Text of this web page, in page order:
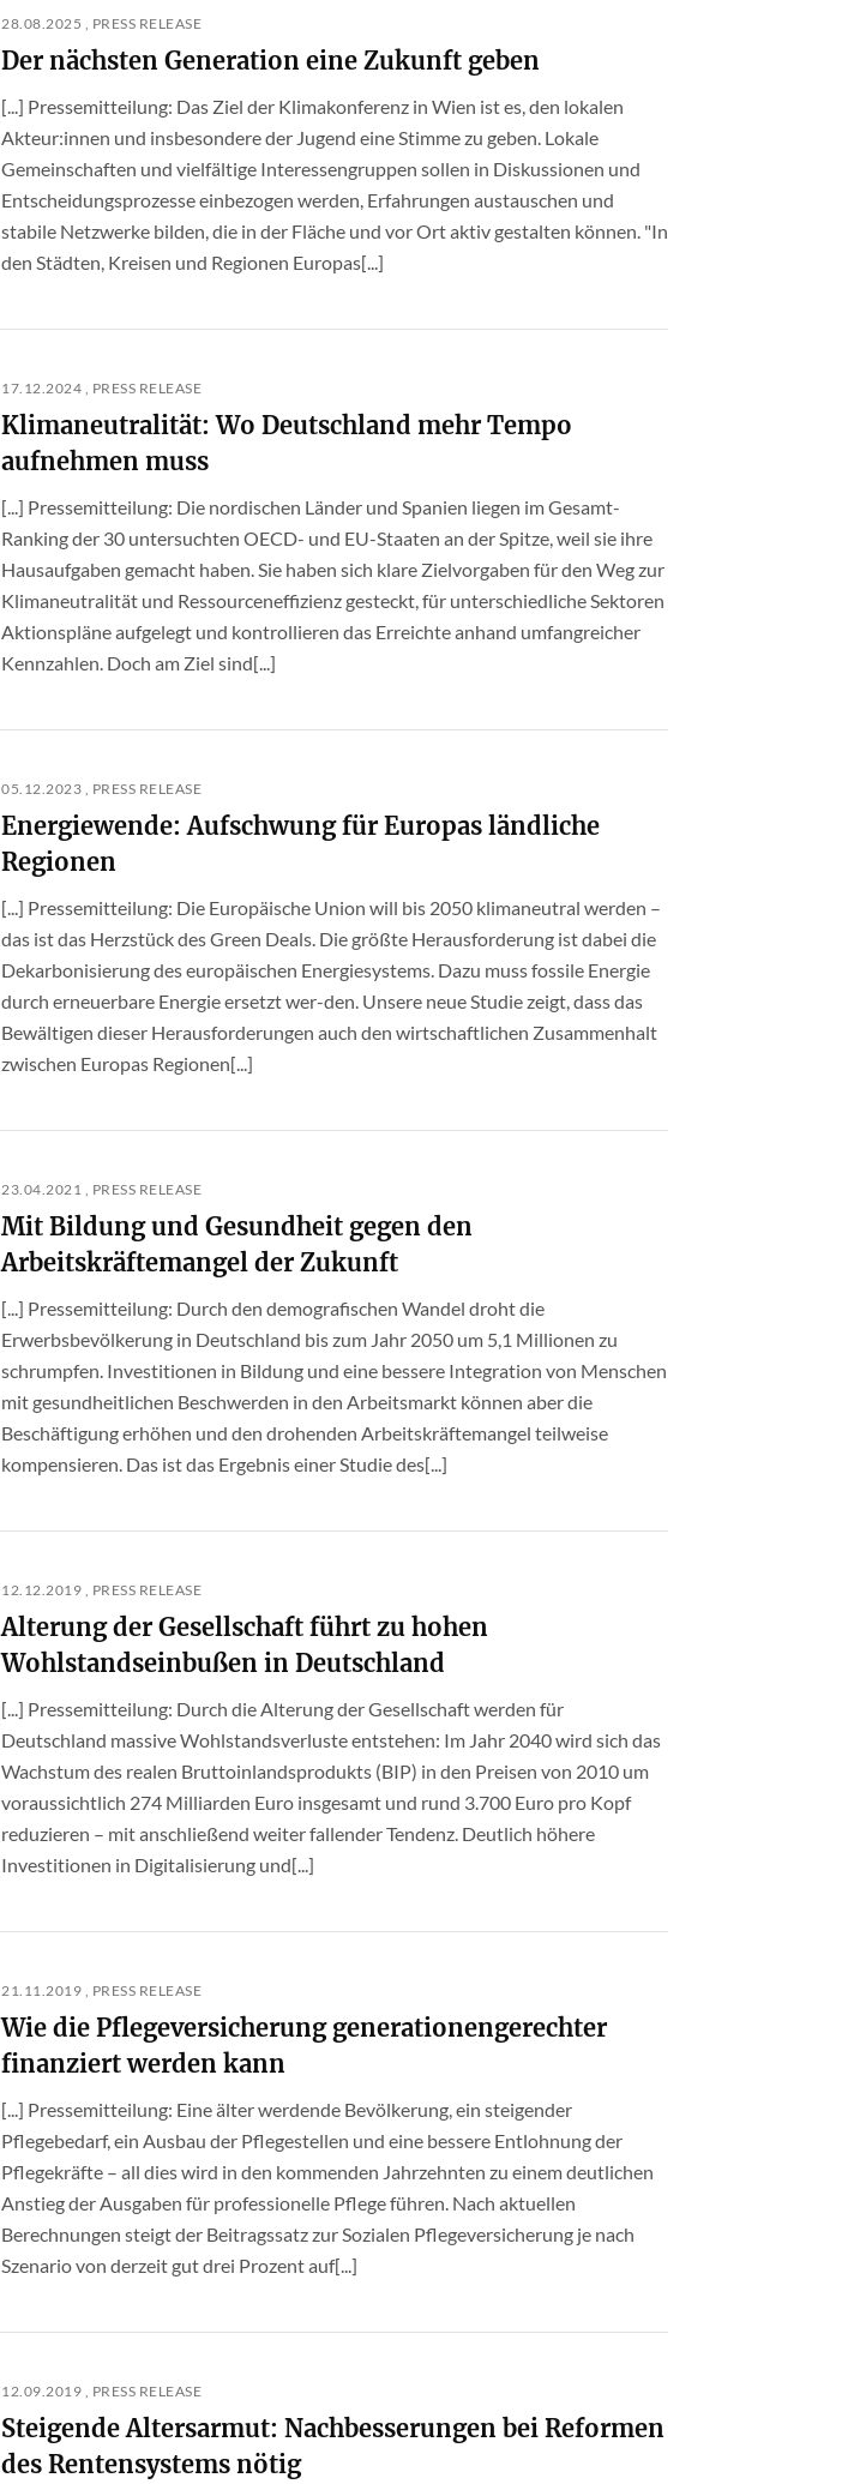
28.08.2025 , PRESS RELEASE
Der nächsten Generation eine Zukunft geben
[...] Pressemitteilung: Das Ziel der Klimakonferenz in Wien ist es, den lokalen
Akteur:innen und insbesondere der Jugend eine Stimme zu geben. Lokale
Gemeinschaften und vielfältige Interessengruppen sollen in Diskussionen und
Entscheidungsprozesse einbezogen werden, Erfahrungen austauschen und
stabile Netzwerke bilden, die in der Fläche und vor Ort aktiv gestalten können. "In
den Städten, Kreisen und Regionen Europas[...]
17.12.2024 , PRESS RELEASE
Klimaneutralität: Wo Deutschland mehr Tempo
aufnehmen muss
[...] Pressemitteilung: Die nordischen Länder und Spanien liegen im Gesamt-
Ranking der 30 untersuchten OECD- und EU-Staaten an der Spitze, weil sie ihre
Hausaufgaben gemacht haben. Sie haben sich klare Zielvorgaben für den Weg zur
Klimaneutralität und Ressourceneffizienz gesteckt, für unterschiedliche Sektoren
Aktionspläne aufgelegt und kontrollieren das Erreichte anhand umfangreicher
Kennzahlen. Doch am Ziel sind[...]
05.12.2023 , PRESS RELEASE
Energiewende: Aufschwung für Europas ländliche
Regionen
[...] Pressemitteilung: Die Europäische Union will bis 2050 klimaneutral werden –
das ist das Herzstück des Green Deals. Die größte Herausforderung ist dabei die
Dekarbonisierung des europäischen Energiesystems. Dazu muss fossile Energie
durch erneuerbare Energie ersetzt wer-den. Unsere neue Studie zeigt, dass das
Bewältigen dieser Herausforderungen auch den wirtschaftlichen Zusammenhalt
zwischen Europas Regionen[...]
23.04.2021 , PRESS RELEASE
Mit Bildung und Gesundheit gegen den
Arbeitskräftemangel der Zukunft
[...] Pressemitteilung: Durch den demografischen Wandel droht die
Erwerbsbevölkerung in Deutschland bis zum Jahr 2050 um 5,1 Millionen zu
schrumpfen. Investitionen in Bildung und eine bessere Integration von Menschen
mit gesundheitlichen Beschwerden in den Arbeitsmarkt können aber die
Beschäftigung erhöhen und den drohenden Arbeitskräftemangel teilweise
kompensieren. Das ist das Ergebnis einer Studie des[...]
12.12.2019 , PRESS RELEASE
Alterung der Gesellschaft führt zu hohen
Wohlstandseinbußen in Deutschland
[...] Pressemitteilung: Durch die Alterung der Gesellschaft werden für
Deutschland massive Wohlstandsverluste entstehen: Im Jahr 2040 wird sich das
Wachstum des realen Bruttoinlandsprodukts (BIP) in den Preisen von 2010 um
voraussichtlich 274 Milliarden Euro insgesamt und rund 3.700 Euro pro Kopf
reduzieren – mit anschließend weiter fallender Tendenz. Deutlich höhere
Investitionen in Digitalisierung und[...]
21.11.2019 , PRESS RELEASE
Wie die Pflegeversicherung generationengerechter
finanziert werden kann
[...] Pressemitteilung: Eine älter werdende Bevölkerung, ein steigender
Pflegebedarf, ein Ausbau der Pflegestellen und eine bessere Entlohnung der
Pflegekräfte – all dies wird in den kommenden Jahrzehnten zu einem deutlichen
Anstieg der Ausgaben für professionelle Pflege führen. Nach aktuellen
Berechnungen steigt der Beitragssatz zur Sozialen Pflegeversicherung je nach
Szenario von derzeit gut drei Prozent auf[...]
12.09.2019 , PRESS RELEASE
Steigende Altersarmut: Nachbesserungen bei Reformen
des Rentensystems nötig